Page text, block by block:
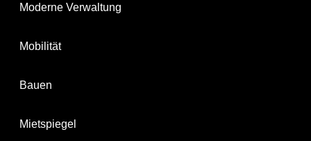
Moderne Verwaltung
Mobilität
Bauen
Mietspiegel